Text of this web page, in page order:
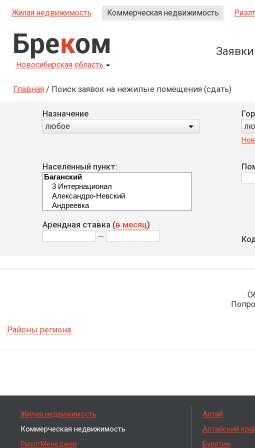
Жилая недвижимость Коммерческая недвижимость
Бреком
Новосибирская область
Главная/ Поиск заявок на нежилые помещения (сдать)
Назначение
любое
Населенный пункт:
Арендная ставка (в месяц)
—
Районы региона
Жилая недвижимость
Коммерческая недвижимость
РиэлтМенеджер
Алтай
Алтайский
Бурятия